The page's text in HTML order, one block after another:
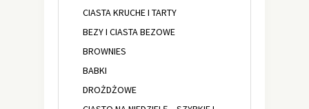
CIASTA KRUCHE I TARTY
BEZY I CIASTA BEZOWE
BROWNIES
BABKI
DROŻDŻOWE